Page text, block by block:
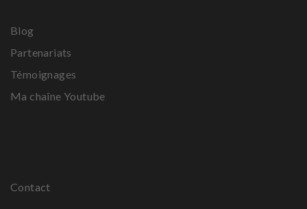
Blog
Partenariats
Témoignages
Ma chaîne Youtube
Contact